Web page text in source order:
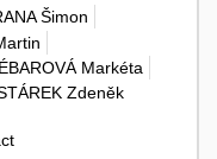
Šimon
Markéta
Zdeněk